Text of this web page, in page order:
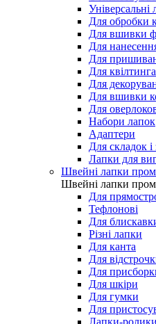
Лапки для
Лапки для
Універсальні
Для обробки
Для вшивки
Для нанесення
Для
Для квілтинга
Для
Для вшивки
Для
Набори лапок
Адаптери
Для складок і
Лапки для
Швейні лапки
Швейні лапки
Для
Тефлонові
Для
Різні лапки
Для канта
Для відстрочки
Для
Для шкіри